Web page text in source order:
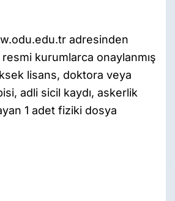
adresinden
kurumlarca onaylanmış
lisans, doktora veya
adli sicil kaydı, askerlik
1 adet fiziki dosya